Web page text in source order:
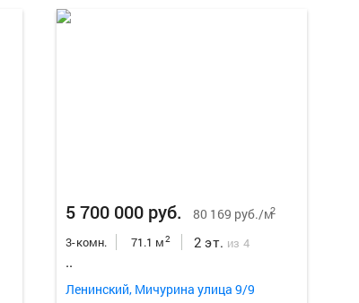
5 700 000 руб. 80 169 руб./м2
3-комн. 71.1 м2 2 эт. из 4
..
Ленинский, Мичурина улица 9/9